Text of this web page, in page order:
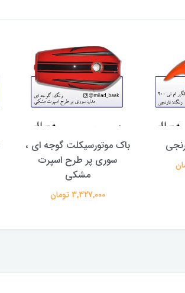
باک موتورسیکلت گوجه ای ،
سوری پر طرح اسپرت
مشکی
3,327,000 تومان